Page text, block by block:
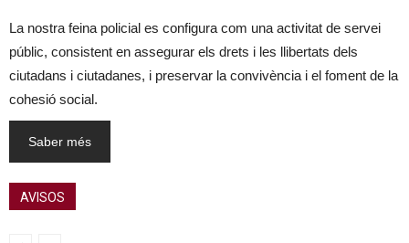
La nostra feina policial es configura com una activitat de servei
públic, consistent en assegurar els drets i les llibertats dels
ciutadans i ciutadanes, i preservar la convivència i el foment de la
cohesió social.
Saber més
AVISOS